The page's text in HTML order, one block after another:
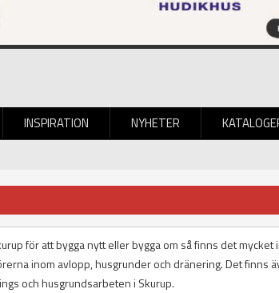
INSPIRATION NYHETER
för att bygga nytt eller bygga om så finns det
inom avlopp, husgrunder och dränering. Det finns
och husgrundsarbeten i Skurup.